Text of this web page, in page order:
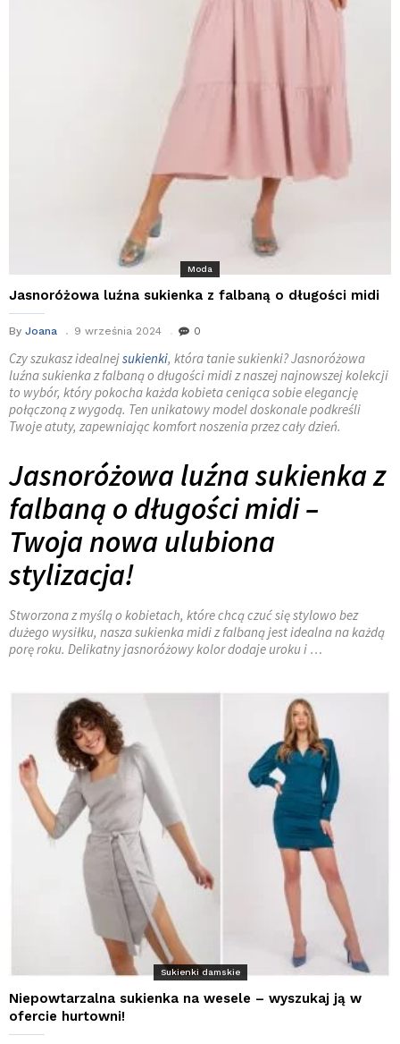
Moda
Jasnoróżowa luźna sukienka z falbaną o długości midi
By Joana 9 września 2024 0
Czy szukasz idealnejsukienki, która tanie sukienki? Jasnoróżowa
luźna sukienka z falbaną o długości midi z naszej najnowszej kolekcji
to wybór, który pokocha każda kobieta ceniąca sobie elegancję
połączoną z wygodą. Ten unikatowy model doskonale podkreśli
Twoje atuty, zapewniając komfort noszenia przez cały dzień.
Jasnoróżowa luźna sukienka z
falbaną o długości midi –
Twoja nowa ulubiona
stylizacja!
Stworzona z myślą o kobietach, które chcą czuć się stylowo bez
dużego wysiłku, nasza sukienka midi z falbaną jest idealna na każdą
porę roku. Delikatny jasnoróżowy kolor dodaje uroku i …
Sukienki damskie
Niepowtarzalna sukienka na wesele – wyszukaj ją w
ofercie hurtowni!